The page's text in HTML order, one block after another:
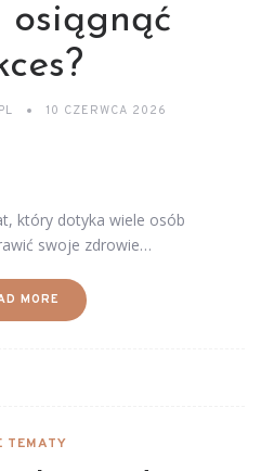
osiągnąć
10 CZERWCA 2026
który dotyka wiele osób
swoje zdrowie…
MORE
TEMATY